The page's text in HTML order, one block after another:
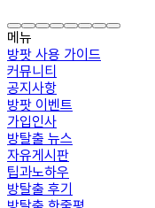
메뉴
방팟 사용 가이드
커뮤니티
공지사항
방팟 이벤트
가입인사
방탈출 뉴스
자유게시판
팁과노하우
방탈출 후기